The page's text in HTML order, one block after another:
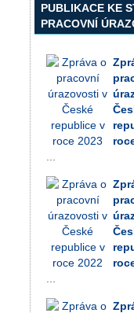
PUBLIKACE KE
PRACOVNÍ